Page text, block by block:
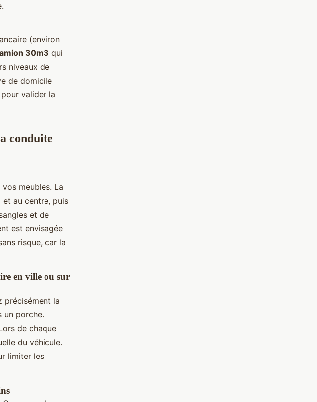
(environ
30m3 qui
niveaux de
de domicile
valider la
conduite
meubles. La
au centre, puis
et de
est envisagée
risque, car la
en ville ou sur
précisément la
un porche.
de chaque
du véhicule.
limiter les